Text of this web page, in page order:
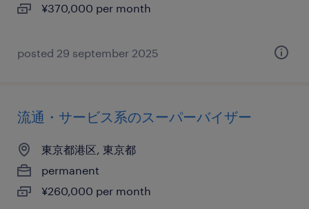
¥370,000 per month
posted 29 september 2025
流通・サービス系のスーパーバイザー
東京都港区, 東京都
permanent
¥260,000 per month